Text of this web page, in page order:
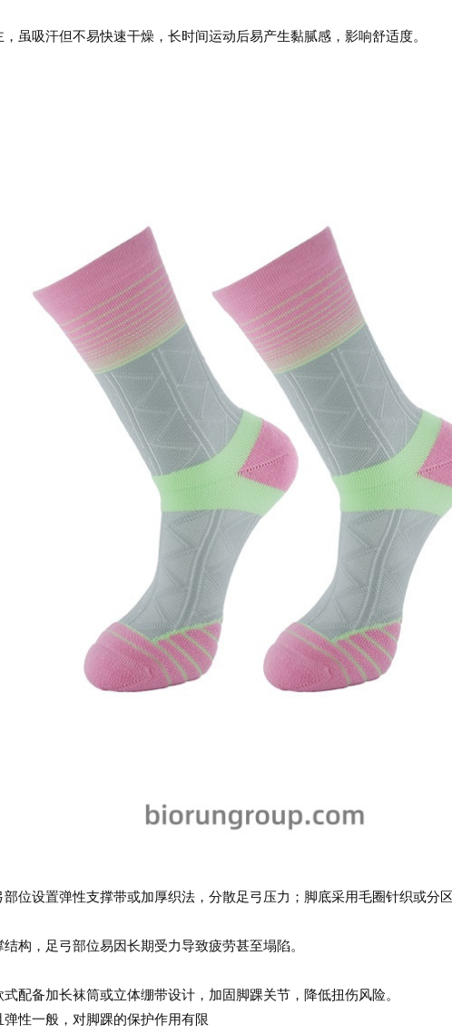
虽吸汗但不易快速干燥，长时间运动后易产生黏腻感，影响舒适度。
位设置弹性支撑带或加厚织法，分散足弓压力；脚底采用毛圈针织或分
构，足弓部位易因长期受力导致疲劳甚至塌陷。
配备加长袜筒或立体绷带设计，加固脚踝关节，降低扭伤风险。
性一般，对脚踝的保护作用有限